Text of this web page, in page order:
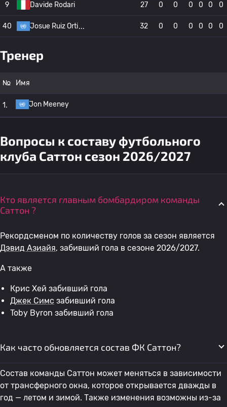
9 Davide Rodari 27 0 0 0 0 0 0
40 Josue Ruiz Orti 32 0 0 0 0 0 0
Тренер
№ Имя
1. Jon Meeney
Вопросы к составу футбольного
клуба Саттон сезон 2026/2027
Кто является главным бомбардиром команды
Саттон ?
Рекордсменом по количеству голов за сезон является
Дэвид Азиайя, забивший гола в сезоне 2026/2027.
А также
Крис Хей забивший гола
Джек Симс забивший гола
Toby Byron забивший гола
Как часто обновляется состав ФК Саттон?
Состав команды Саттон может меняться в зависимости
от трансферного окна, которое открывается дважды в
год — летом и зимой. Также изменения возможны из-за